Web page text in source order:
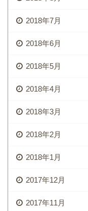
2018年7月
2018年6月
2018年5月
2018年4月
2018年3月
2018年2月
2018年1月
2017年12月
2017年11月